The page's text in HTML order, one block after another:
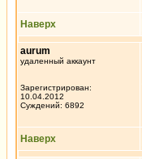
Наверх
aurum
удаленный аккаунт
Зарегистрирован:
10.04.2012
Суждений: 6892
Наверх